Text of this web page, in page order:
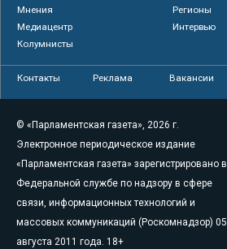
Мнения
Регионы
Медиацентр
Интервью
Колумнисты
Контакты Реклама Вакансии
© «Парламентская газета», 2026 г.
Электронное периодическое издание
«Парламентская газета» зарегистрировано в
Федеральной службе по надзору в сфере
связи, информационных технологий и
массовых коммуникаций (Роскомнадзор) 05
августа 2011 года. 18+